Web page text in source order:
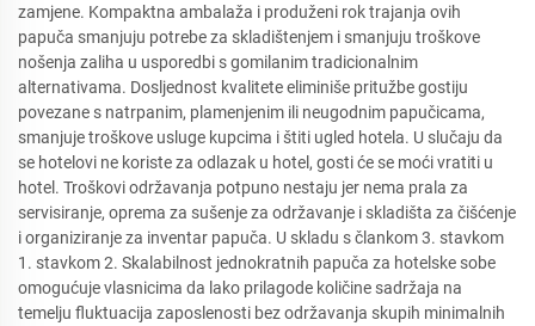
zamjene. Kompaktna ambalaža i produženi rok trajanja ovih
papuča smanjuju potrebe za skladištenjem i smanjuju troškove
nošenja zaliha u usporedbi s gomilanim tradicionalnim
alternativama. Dosljednost kvalitete eliminiše pritužbe gostiju
povezane s natrpanim, plamenjenim ili neugodnim papučicama,
smanjuje troškove usluge kupcima i štiti ugled hotela. U slučaju da
se hotelovi ne koriste za odlazak u hotel, gosti će se moći vratiti u
hotel. Troškovi održavanja potpuno nestaju jer nema prala za
servisiranje, oprema za sušenje za održavanje i skladišta za čišćenje
i organiziranje za inventar papuča. U skladu s člankom 3. stavkom
1. stavkom 2. Skalabilnost jednokratnih papuča za hotelske sobe
omogućuje vlasnicima da lako prilagode količine sadržaja na
temelju fluktuacija zaposlenosti bez održavanja skupih minimalnih